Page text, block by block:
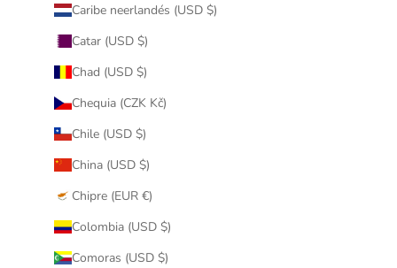
Caribe neerlandés (USD $)
Catar (USD $)
Chad (USD $)
Chequia (CZK Kč)
Chile (USD $)
China (USD $)
Chipre (EUR €)
Colombia (USD $)
Comoras (USD $)